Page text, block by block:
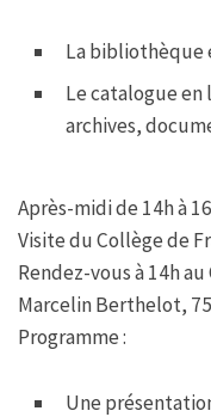
La bibliothèque
Le catalogue
archives,
Après-midi de 14h à
Visite du Collège de
Rendez-vous à 14h
Marcelin Berthelot,
Programme :
Une